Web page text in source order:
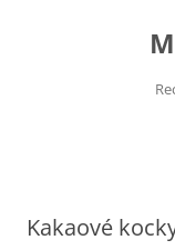
Kakaové